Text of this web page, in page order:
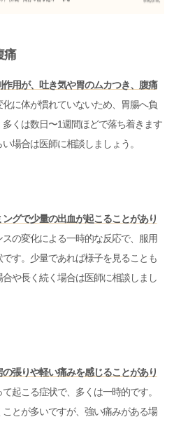
痛
用が、吐き気や胃のムカつき、腹痛
に体が慣れていないため、胃腸へ負
くは数日〜1週間ほどで落ち着きます
場合は医師に相談しましょう。
グで少量の出血が起こることがあり
の変化による一時的な反応で、服用
す。少量であれば様子を見ることも
や長く続く場合は医師に相談しまし
張りや軽い痛みを感じることがあり
起こる症状で、多くは一時的です。
とが多いですが、強い痛みがある場